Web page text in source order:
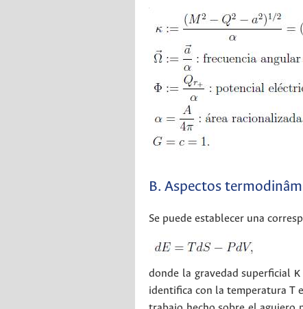
B. Aspectos
Se puede establecer una
donde la gravedad superficial
identifica con la temperatura T